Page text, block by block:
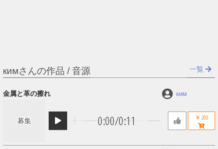
кимさんの作品 / 音源 一覧
募集 0:00/0:11
金属と革の擦れ ким
￥200